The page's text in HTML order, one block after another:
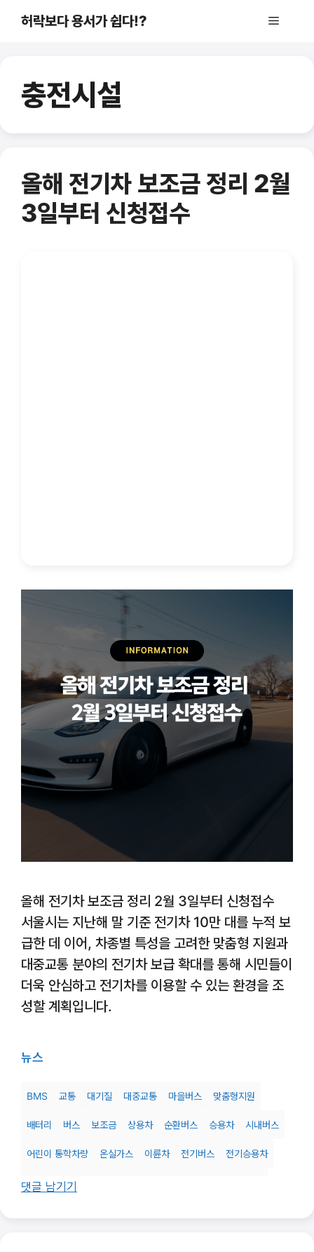
허락보다 용서가 쉽다!? 메
충전시설
올해 전기차 보조금 정리 2월
3일부터 신청접수
올해 전기차 보조금 정리 2월 3일부터 신청접수
서울시는 지난해 말 기준 전기차 10만 대를 누적 보
급한 데 이어, 차종별 특성을 고려한 맞춤형 지원과
대중교통 분야의 전기차 보급 확대를 통해 시민들이
더욱 안심하고 전기차를 이용할 수 있는 환경을 조
성할 계획입니다.
뉴스
BMS 교통 대기질 대중교통 마을버스 맞춤형지원
배터리 버스 보조금 상용차 순환버스 승용차 시내버스
어린이 통학차량 온실가스 이륜차 전기버스 전기승용차
전기이륜차
댓글 남기기